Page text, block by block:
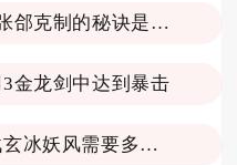
放开那三国3张郃克制的秘诀是什么
金龙剑中达到暴击
摩尔庄园大战玄冰妖风需要多长时间才能通关